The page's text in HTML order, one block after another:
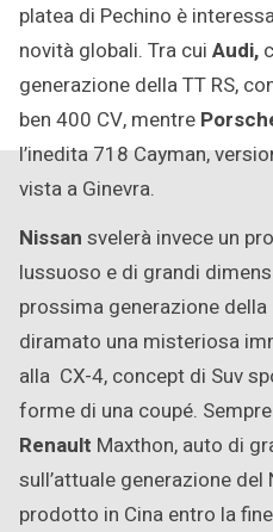
platea di Pechino è
novità globali. Tra cui Audi,
generazione della TT RS,
ben 400 CV, mentre
l’inedita 718 Cayman,
vista a Ginevra.
Nissan svelerà invece un
lussuoso e di grandi
prossima generazione della
diramato una misteriosa
alla CX-4, concept di Suv
forme di una coupé.
Renault Maxthon, auto di
sull’attuale generazione
prodotto in Cina entro la